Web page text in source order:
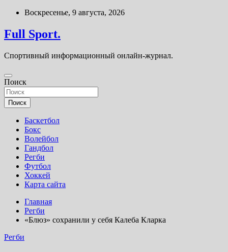
Перейти
содержимому
Воскресенье, 9 августа, 2026
Full Sport.
Спортивный информационный онлайн-журнал.
Поиск
Поиск
Баскетбол
Бокс
Волейбол
Гандбол
Регби
Футбол
Хоккей
Карта сайта
Главная
Регби
«Блюз» сохранили у себя Калеба Кларка
Регби